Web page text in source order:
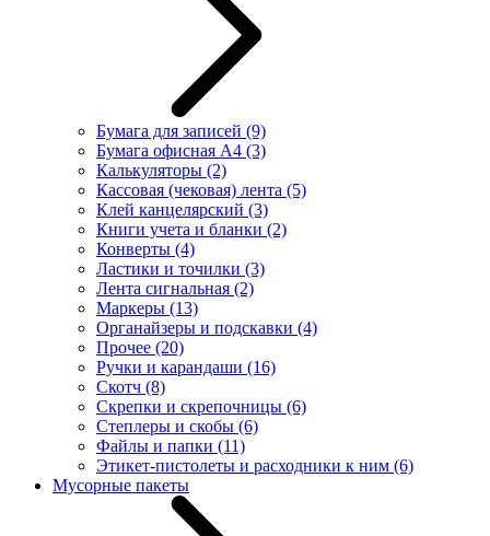
Бумага для записей (9)
Бумага офисная А4 (3)
Калькуляторы (2)
Кассовая (чековая) лента (5)
Клей канцелярский (3)
Книги учета и бланки (2)
Конверты (4)
Ластики и точилки (3)
Лента сигнальная (2)
Маркеры (13)
Органайзеры и подскавки (4)
Прочее (20)
Ручки и карандаши (16)
Скотч (8)
Скрепки и скрепочницы (6)
Степлеры и скобы (6)
Файлы и папки (11)
Этикет-пистолеты и расходники к ним (6)
Мусорные пакеты